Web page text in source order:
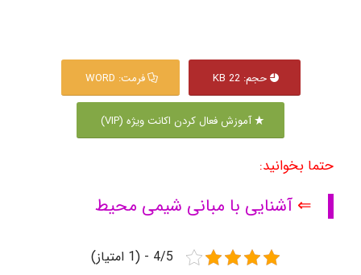
حجم: 22 KB فرمت: WORD
آموزش فعال کردن اکانت ویژه (VIP)
حتما بخوانید:
⇐ آشنایی با مبانی شیمی محیط
4/5 - (1 امتیاز)